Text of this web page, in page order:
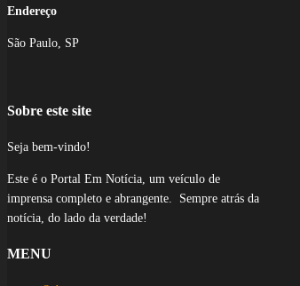
Endereço
São Paulo, SP
Sobre este site
Seja bem-vindo!
Este é o Portal Em Notícia, um veículo de
imprensa completo e abrangente. Sempre atrás da
notícia, do lado da verdade!
MENU